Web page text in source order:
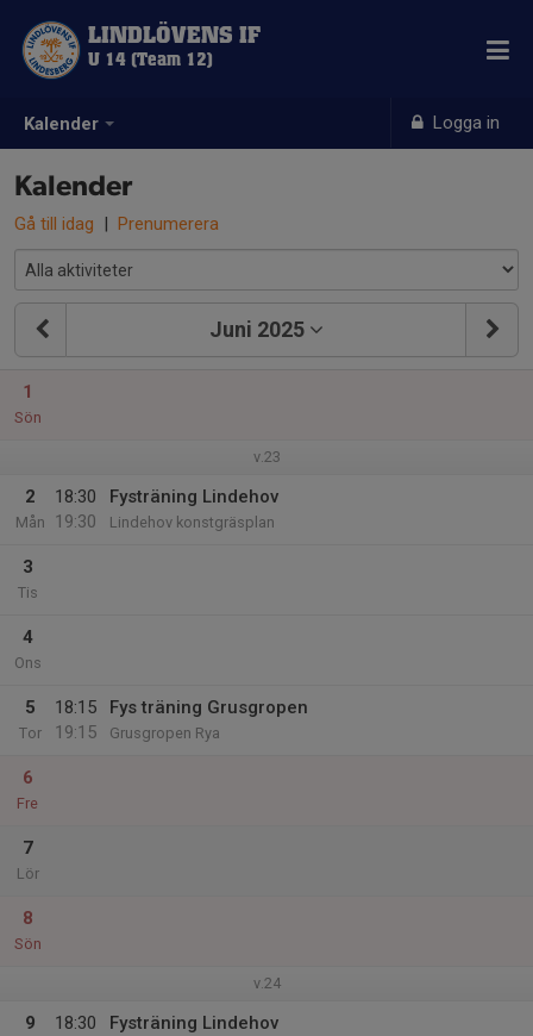
Kalender Logga in
LINDLÖVENS IF
U 14 (Team 12)
Kalender
Gå till idag | Prenumerera
Juni 2025
1
Sön
v.23
2
Mån
18:30
19:30
Fysträning Lindehov
Lindehov konstgräsplan
3
Tis
4
Ons
5
Tor
18:15
19:15
Fys träning Grusgropen
Grusgropen Rya
6
Fre
7
Lör
8
Sön
v.24
9
18:30
Fysträning Lindehov